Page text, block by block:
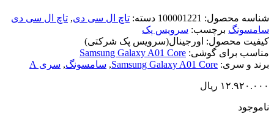
محصول:100001221 دسته:تاچ ال سی دی,تاچ ال سی دی
برچسب:سرویس پک
محصول: اورجینال(سرویس پک شرکتی)
برای گوشی: Samsung Galaxy A01 Core
و سری: Samsung Galaxy A01 Core
,سامسونگ,سری A
ریال